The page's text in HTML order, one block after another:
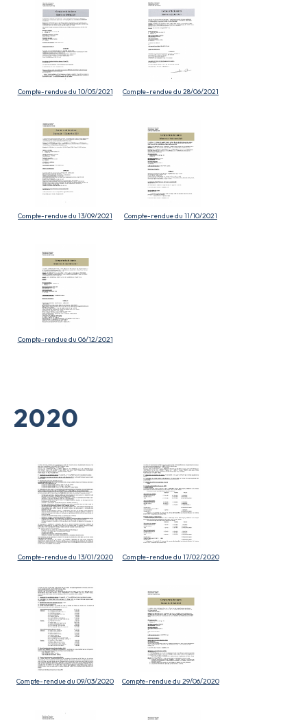
Compte-rendue du 10/05/2021 Compte-rendue du 28/06/2021
Compte-rendue du 13/09/2021 Compte-rendue du 11/10/2021
Compte-rendue du 06/12/2021
2020
Compte-rendue du 13/01/2020 Compte-rendue du 17/02/2020
Compte-rendue du 09/03/2020 Compte-rendue du 29/06/2020